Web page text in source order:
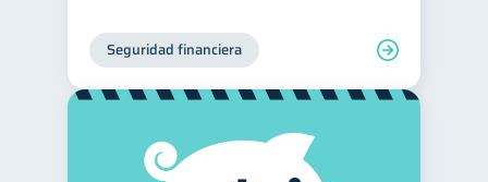
Seguridad financiera